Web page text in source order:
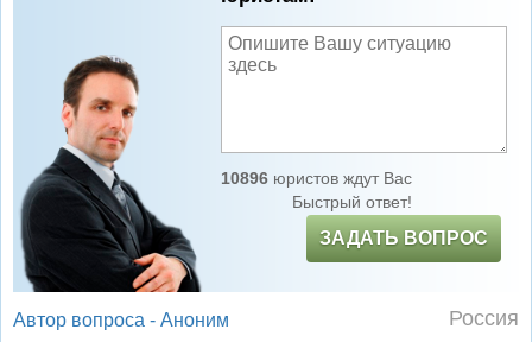
10896юристов ждут Вас
Быстрый ответ!
ЗАДАТЬ ВОПРОС
Автор вопроса - Аноним Россия